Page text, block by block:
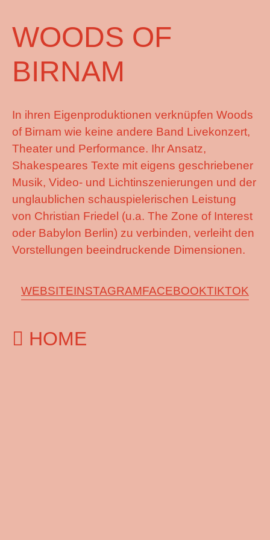
WOODS OF
BIRNAM
In ihren Eigenproduktionen verknüpfen Woods
of Birnam wie keine andere Band Livekonzert,
Theater und Performance. Ihr Ansatz,
Shakespeares Texte mit eigens geschriebener
Musik, Video- und Lichtinszenierungen und der
unglaublichen schauspielerischen Leistung
von Christian Friedel (u.a. The Zone of Interest
oder Babylon Berlin) zu verbinden, verleiht den
Vorstellungen beeindruckende Dimensionen.
WEBSITEINSTAGRAMFACEBOOKTIKTOK
HOME